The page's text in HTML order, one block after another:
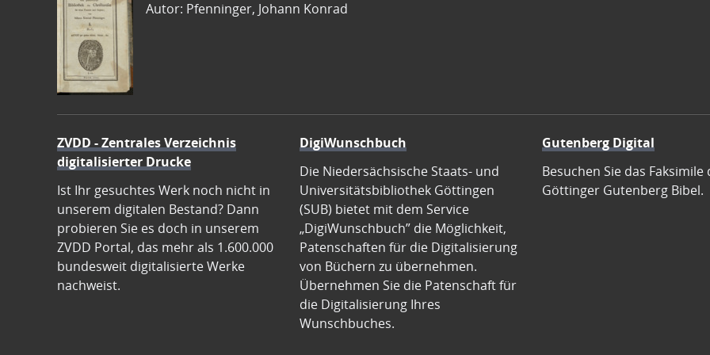
Autor: Pfenninger, Johann Konrad
ZVDD - Zentrales Verzeichnis
digitalisierter Drucke
Ist Ihr gesuchtes Werk noch nicht in
unserem digitalen Bestand? Dann
probieren Sie es doch in unserem
ZVDD Portal, das mehr als 1.600.000
bundesweit digitalisierte Werke
nachweist.
DigiWunschbuch
Die Niedersächsische Staats- und
Universitätsbibliothek Göttingen
(SUB) bietet mit dem Service
„DigiWunschbuch” die Möglichkeit,
Patenschaften für die Digitalisierung
von Büchern zu übernehmen.
Übernehmen Sie die Patenschaft für
die Digitalisierung Ihres
Wunschbuches.
Gutenberg Digital
Besuchen Sie das Faksimile
Göttinger Gutenberg Bibel.